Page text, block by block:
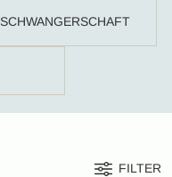
SCHWANGERSCHAFT
FILTER